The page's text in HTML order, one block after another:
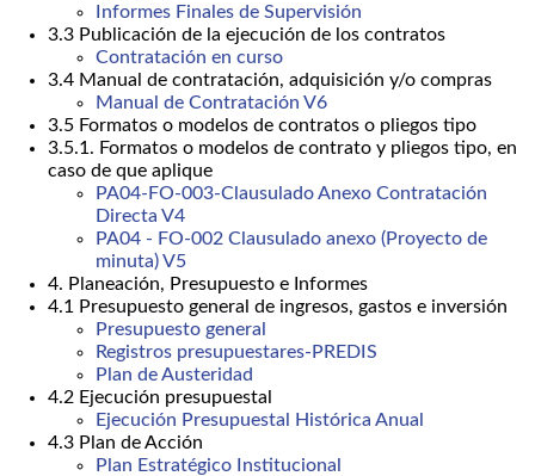
Informes Finales de Supervisión
3.3 Publicación de la ejecución de los contratos
Contratación en curso
3.4 Manual de contratación, adquisición y/o compras
Manual de Contratación V6
3.5 Formatos o modelos de contratos o pliegos tipo
3.5.1. Formatos o modelos de contrato y pliegos tipo, en
caso de que aplique
PA04-FO-003-Clausulado Anexo Contratación
Directa V4
PA04 - FO-002 Clausulado anexo (Proyecto de
minuta) V5
4. Planeación, Presupuesto e Informes
4.1 Presupuesto general de ingresos, gastos e inversión
Presupuesto general
Registros presupuestares-PREDIS
Plan de Austeridad
4.2 Ejecución presupuestal
Ejecución Presupuestal Histórica Anual
4.3 Plan de Acción
Plan Estratégico Institucional